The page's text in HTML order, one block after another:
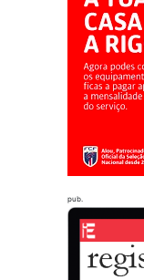
pub.